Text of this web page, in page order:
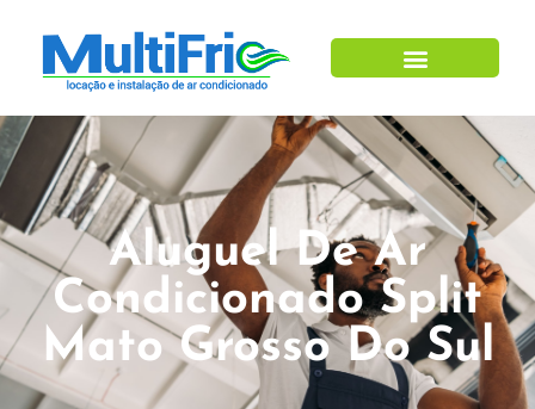
Aluguel De Ar
Condicionado Split
Mato Grosso Do Sul